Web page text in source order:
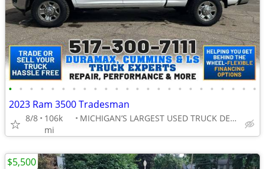
• • • • • • • • • • • • • • • • • • • • • • • •
2023 Ram 3500 Tradesman
8/8
106k
mi
MICHIGAN’S LARGEST USED TRUCK DEALER
$5,500